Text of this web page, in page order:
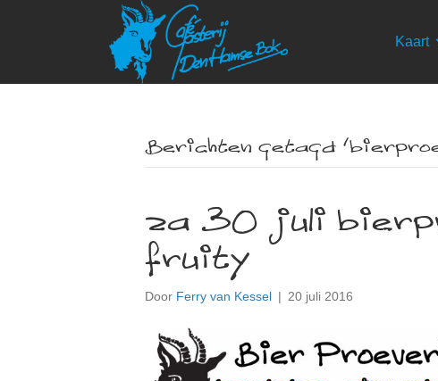
Kaart
Berichten getagd
za 30 juli
fruity
Door Ferry van Kessel | 20 juli 2016